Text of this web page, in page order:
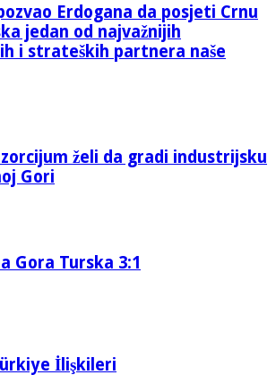
Erdogana da posjeti Crnu
jedan od najvažnijih
i strateških partnera naše
želi da gradi industrijsku
Gori
Gora Turska 3:1
İlişkileri